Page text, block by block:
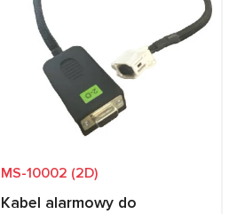
MS-10002 (2D)
Kabel alarmowy do